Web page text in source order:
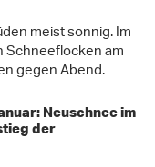
meist sonnig. Im
Schneeflocken am
gegen Abend.
Neuschnee im
der